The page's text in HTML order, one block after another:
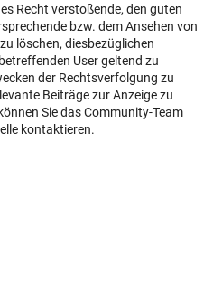
Recht verstoßende, den guten
bzw. dem Ansehen von
löschen, diesbezüglichen
User geltend zu
der Rechtsverfolgung zu
Beiträge zur Anzeige zu
können Sie das Community-Team
kontaktieren.